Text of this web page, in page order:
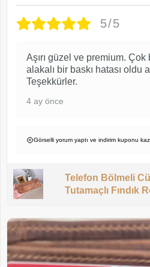
5/5
Aşırı güzel ve premium.
alakalı bir baskı hatası oldu
Teşekkürler.
4 ay önce
Görselli yorum yaptı ve indirim kuponu
Telefon Bölmeli
Tutamaçlı Fındık